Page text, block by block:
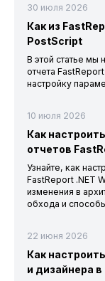
30 июля 2026
Как из
PostScript
В этой статье мы
отчета
настройку
10 июля 2026
Как
отчетов
Узнайте, как
FastReport .NET
изменения в
обхода и
22 июня 2026
Как
и дизайнера в